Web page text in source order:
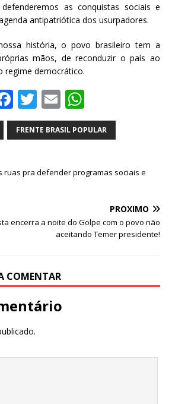
as conquistas sociais e
antipatriótica dos usurpadores.
história, o povo brasileiro tem a
mãos, de reconduzir o país ao
regime democrático.
F
a
c
b
k
T
w
it
r
E
m
ai
h
at
A
p
FRENTE BRASIL POPULAR
ruas pra defender programas sociais e
PRÓXIMO
encerra a noite do Golpe com o povo não
aceitando Temer presidente!
COMENTAR